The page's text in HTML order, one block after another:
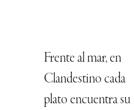
Frente al mar, en
Clandestino cada
plato encuentra su